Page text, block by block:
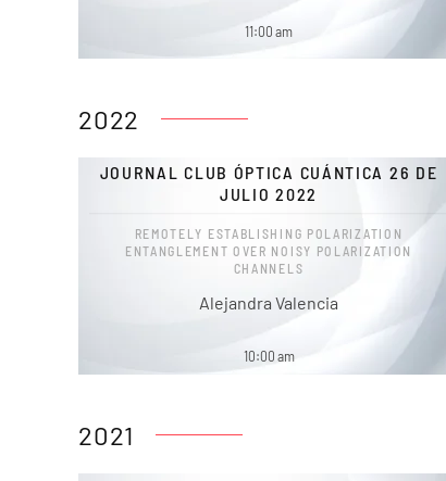
11:00 am
2022
JOURNAL CLUB ÓPTICA CUÁNTICA 26 DE
JULIO 2022
REMOTELY ESTABLISHING POLARIZATION
ENTANGLEMENT OVER NOISY POLARIZATION
CHANNELS
Alejandra Valencia
10:00 am
2021